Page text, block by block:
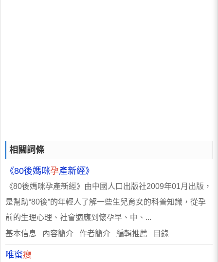
相關詞條
《80後媽咪孕產新經》
《80後媽咪孕產新經》由中國人口出版社2009年01月出版，
是幫助“80後”的年輕人了解一些生兒育女的科普知識，從孕
前的生理心理、社會適應到懷孕早、中、...
基本信息 內容簡介 作者簡介 編輯推薦 目錄
唯蜜瘦